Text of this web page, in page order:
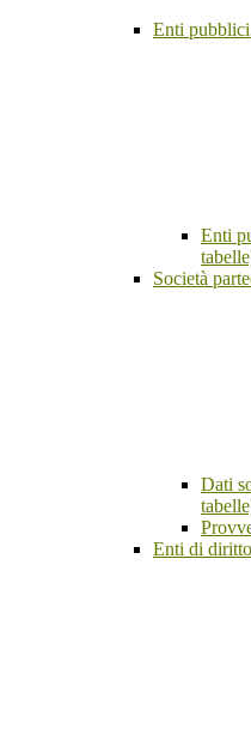
Enti
Enti
Società
Dati
Enti di